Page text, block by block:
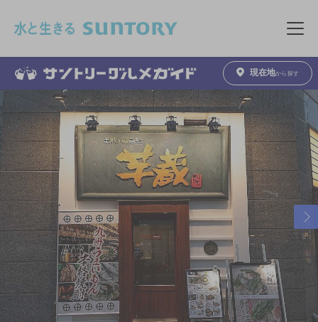
メニュ
現在地から探す